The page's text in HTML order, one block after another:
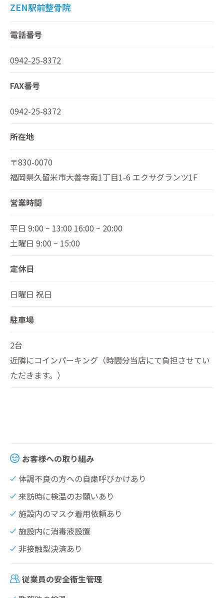
ZEN駅前整骨院
電話番号
0942-25-8372
FAX番号
0942-25-8372
所在地
〒830-0070
福岡県久留米市大善寺南1丁目1-6 エクサグランツ1F
営業時間
平日 9:00 ~ 13:00 16:00 ~ 20:00
土曜日 9:00 ~ 15:00
定休日
日曜日 祝日
駐車場
2台
近隣にコインパーキング（時間分当店にて負担させてい
ただきます。）
お客様への取り組み
体調不良の方への自粛呼びかけあり
来訪時に検温のお願いあり
施設内のマスク着用依頼あり
施設内に消毒液設置
非接触型決済あり
従業員の安全衛生管理